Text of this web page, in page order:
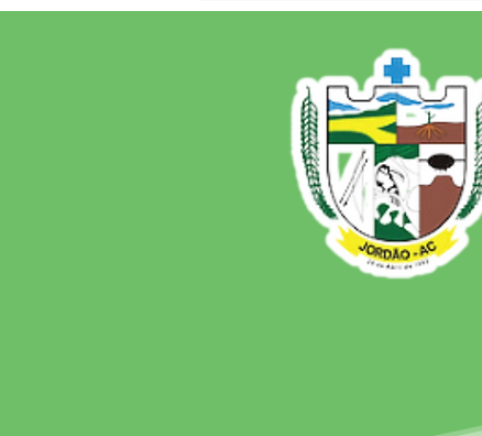
Secretaria de Assistência
Aldeia Arco-Íris, levando
orientações, atividades e
atendimento às famílias
indígenas.